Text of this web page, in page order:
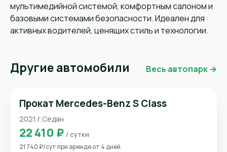
мультимедийной системой, комфортным салоном и
базовыми системами безопасности. Идеален для
активных водителей, ценящих стиль и технологии.
Другие автомобили Весь автопарк →
Прокат Mercedes-Benz S Class
2021 г.Седан
22 410 ₽ / сутки
21 740 ₽/сут при аренде от 4 дней